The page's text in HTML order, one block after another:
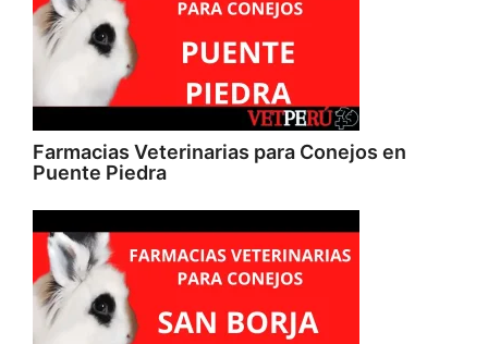
Farmacias Veterinarias para Conejos en
Puente Piedra